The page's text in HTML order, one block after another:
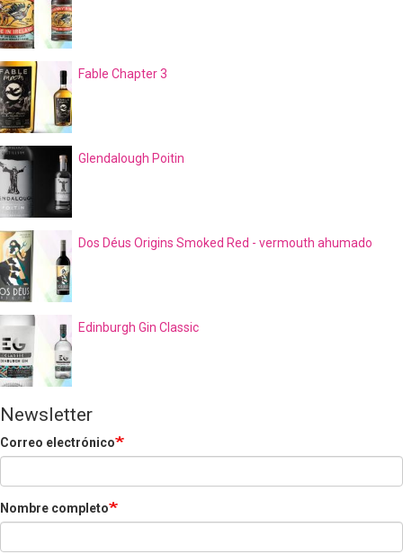
Fable Chapter 3
Glendalough Poitin
Dos Déus Origins Smoked Red - vermouth ahumado
Edinburgh Gin Classic
Newsletter
Correo electrónico
Nombre completo